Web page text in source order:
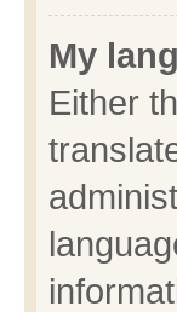
My
Either